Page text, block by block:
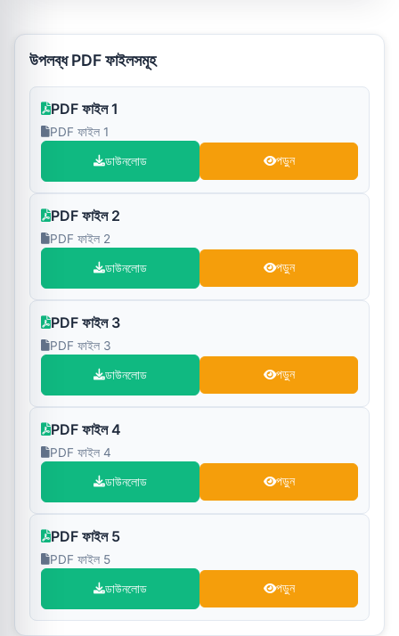
উপলব্ধ PDF ফাইলসমূহ
PDF ফাইল 1
PDF ফাইল 1
ডাউনলোড পড়ুন
PDF ফাইল 2
PDF ফাইল 2
ডাউনলোড পড়ুন
PDF ফাইল 3
PDF ফাইল 3
ডাউনলোড পড়ুন
PDF ফাইল 4
PDF ফাইল 4
ডাউনলোড পড়ুন
PDF ফাইল 5
PDF ফাইল 5
ডাউনলোড পড়ুন